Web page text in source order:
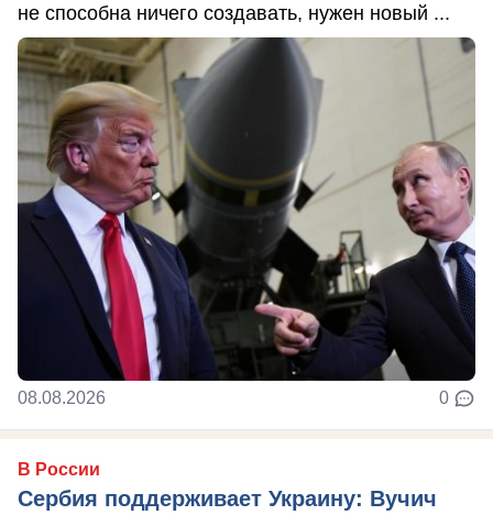
не способна ничего создавать, нужен новый ...
08.08.2026 0
В России
Сербия поддерживает Украину: Вучич